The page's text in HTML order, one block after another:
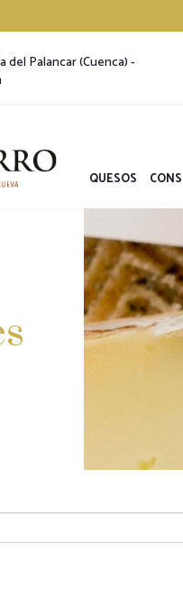
del Palancar (Cuenca) -
QUESOS